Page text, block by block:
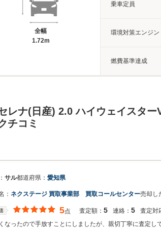
全幅
1.72m
乗車定員
環境対策エンジン
燃費基準達成
レナ(日産) 2.0 ハイウェイスタ
チコミ
サル都道府県： 愛知県
： ネクステージ 買取事業部 買取コールセンター売却し
5点 査定額： 5 連絡： 5 査定対
なったので手放すことにしましたが、親切丁寧に査定